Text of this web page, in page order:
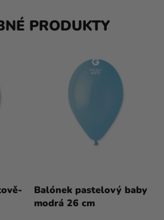
PRODUKTY
Balónek pastelový baby
modrá 26 cm